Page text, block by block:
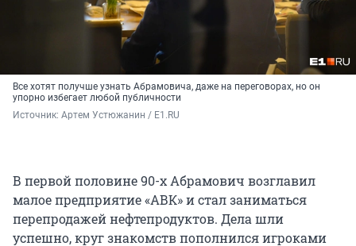
Все хотят получше узнать Абрамовича, даже на переговорах, но он
упорно избегает любой публичности
Источник: Артем Устюжанин / E1.RU
В первой половине 90-х Абрамович возглавил
малое предприятие «АВК» и стал заниматься
перепродажей нефтепродуктов. Дела шли
успешно, круг знакомств пополнился игроками